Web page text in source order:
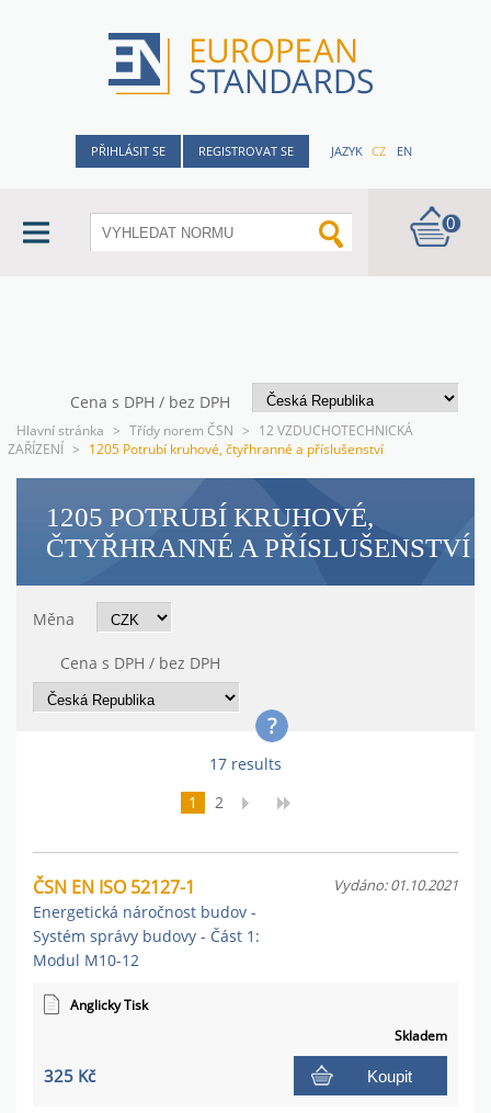
PŘIHLÁSIT SE REGISTROVAT SE JAZYK CZ EN
0
Cena s DPH / bez DPH
Hlavní stránka > Třídy norem ČSN > 12 VZDUCHOTECHNICKÁ
ZAŘÍZENÍ > 1205 Potrubí kruhové, čtyřhranné a příslušenství
1205 POTRUBÍ KRUHOVÉ,
ČTYŘHRANNÉ A PŘÍSLUŠENSTVÍ
Měna
Cena s DPH / bez DPH
17 results
1
2
ČSN EN ISO 52127-1
Energetická náročnost budov -
Systém správy budovy - Část 1:
Modul M10-12
Vydáno: 01.10.2021
Anglicky Tisk
Skladem
325 Kč Koupit